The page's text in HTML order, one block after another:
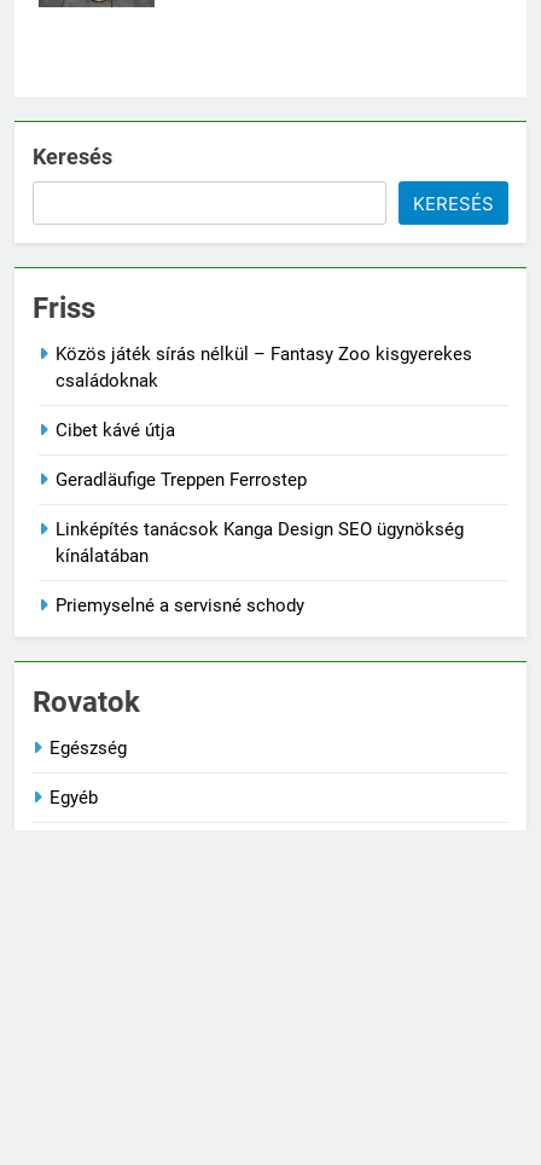
Keresés
KERESÉS
Friss
Közös játék sírás nélkül – Fantasy Zoo kisgyerekes
családoknak
Cibet kávé útja
Geradläufige Treppen Ferrostep
Linképítés tanácsok Kanga Design SEO ügynökség
kínálatában
Priemyselné a servisné schody
Rovatok
Egészség
Egyéb